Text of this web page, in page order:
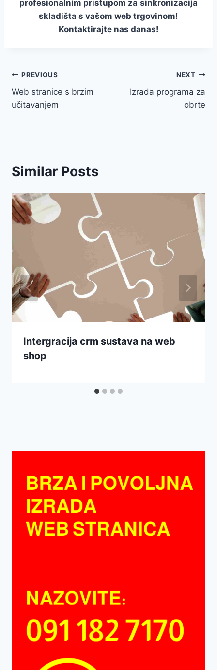
profesionalnim pristupom za sinkronizacija
skladišta s vašom web trgovinom!
Kontaktirajte nas danas!
Navigacija
objava
PREVIOUS
Web stranice s brzim
učitavanjem
NEXT
Izrada programa za
obrte
Similar Posts
Intergracija crm sustava na web
shop